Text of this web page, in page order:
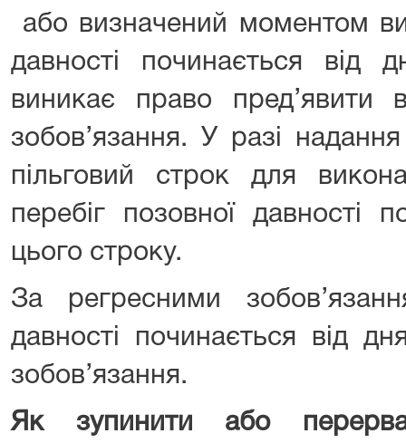
або визначений моментом
давності починається від
виникає право пред’явити
зобов’язання. У разі
пільговий строк для
перебіг позовної давності
цього строку.
За регресними
давності починається від
зобов’язання.
Як зупинити або